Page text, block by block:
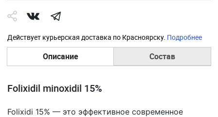
Действует курьерская доставка по Красноярску. Подробнее
Описание Состав
Folixidil minoxidil 15%
Folixidi 15% — это эффективное современное